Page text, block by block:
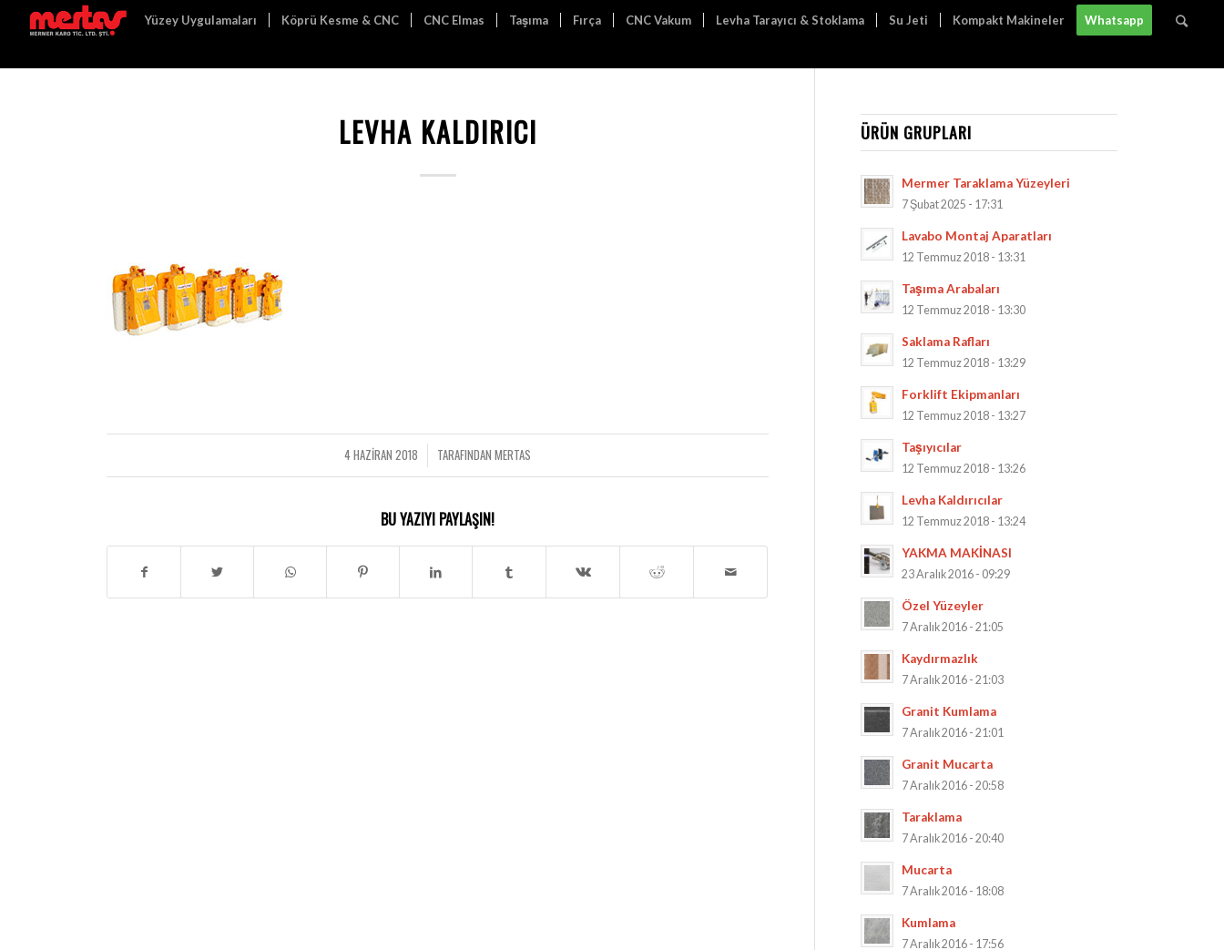
Yüzey Uygulamaları Köprü Kesme & CNC CNC Elmas Taşıma Fırça CNC Vakum Levha Tarayıcı & Stoklama Su Jeti Kompakt Makineler Whatsapp
LEVHA KALDIRICI
4 HAZIRAN 2018
/ TARAFINDANMERTAS
BU YAZIYI PAYLAŞIN!
ÜRÜN GRUPLARI
Mermer Taraklama Yüzeyleri
7 Şubat 2025 - 17:31
Lavabo Montaj Aparatları
12 Temmuz 2018 - 13:31
Taşıma Arabaları
12 Temmuz 2018 - 13:30
Saklama Rafları
12 Temmuz 2018 - 13:29
Forklift Ekipmanları
12 Temmuz 2018 - 13:27
Taşıyıcılar
12 Temmuz 2018 - 13:26
Levha Kaldırıcılar
12 Temmuz 2018 - 13:24
YAKMA MAKİNASI
23 Aralık 2016 - 09:29
Özel Yüzeyler
7 Aralık 2016 - 21:05
Kaydırmazlık
7 Aralık 2016 - 21:03
Granit Kumlama
7 Aralık 2016 - 21:01
Granit Mucarta
7 Aralık 2016 - 20:58
Taraklama
7 Aralık 2016 - 20:40
Mucarta
7 Aralık 2016 - 18:08
Kumlama
7 Aralık 2016 - 17:56